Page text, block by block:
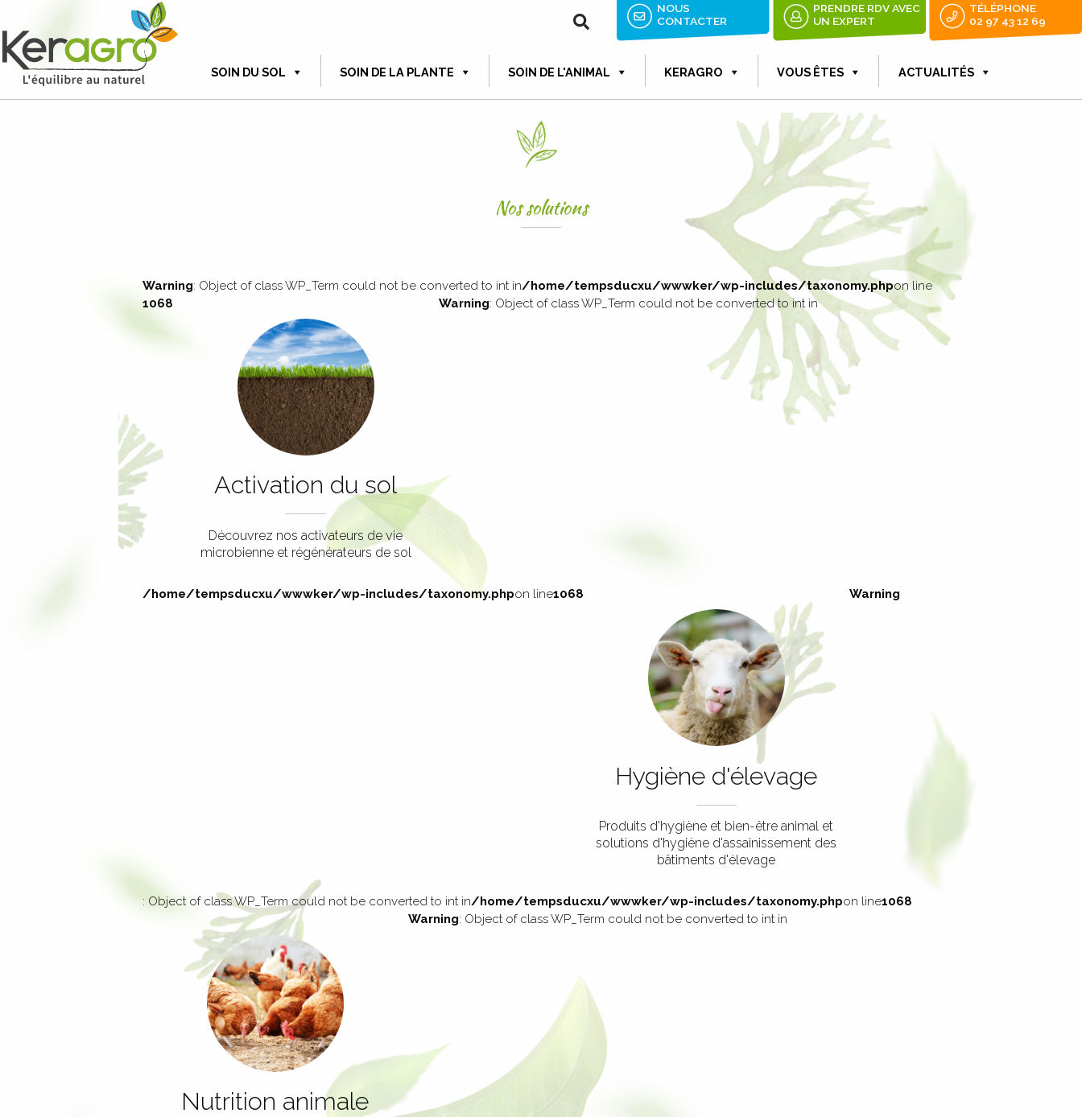
NOUS
CONTACTER
PRENDRE RDV AVEC
UN EXPERT
TÉLÉPHONE
02 97 43 12 69
SOIN DU SOL SOIN DE LA PLANTE SOIN DE L'ANIMAL KERAGRO VOUS ÊTES ACTUALITÉS
Nos solutions
Warning: Object of class WP_Term could not be converted to int in/home/tempsducxu/wwwker/wp-includes/taxonomy.phpon line
1068
Activation du sol
Découvrez nos activateurs de vie
microbienne et régénérateurs de sol
Warning: Object of class WP_Term could not be converted to int in
/home/tempsducxu/wwwker/wp-includes/taxonomy.phpon line1068
Hygiène d'élevage
Produits d'hygiène et bien-être animal et
solutions d'hygiène d'assainissement des
bâtiments d'élevage
Warning
: Object of class WP_Term could not be converted to int in/home/tempsducxu/wwwker/wp-includes/taxonomy.phpon line1068
Nutrition animale
Warning: Object of class WP_Term could not be converted to int in